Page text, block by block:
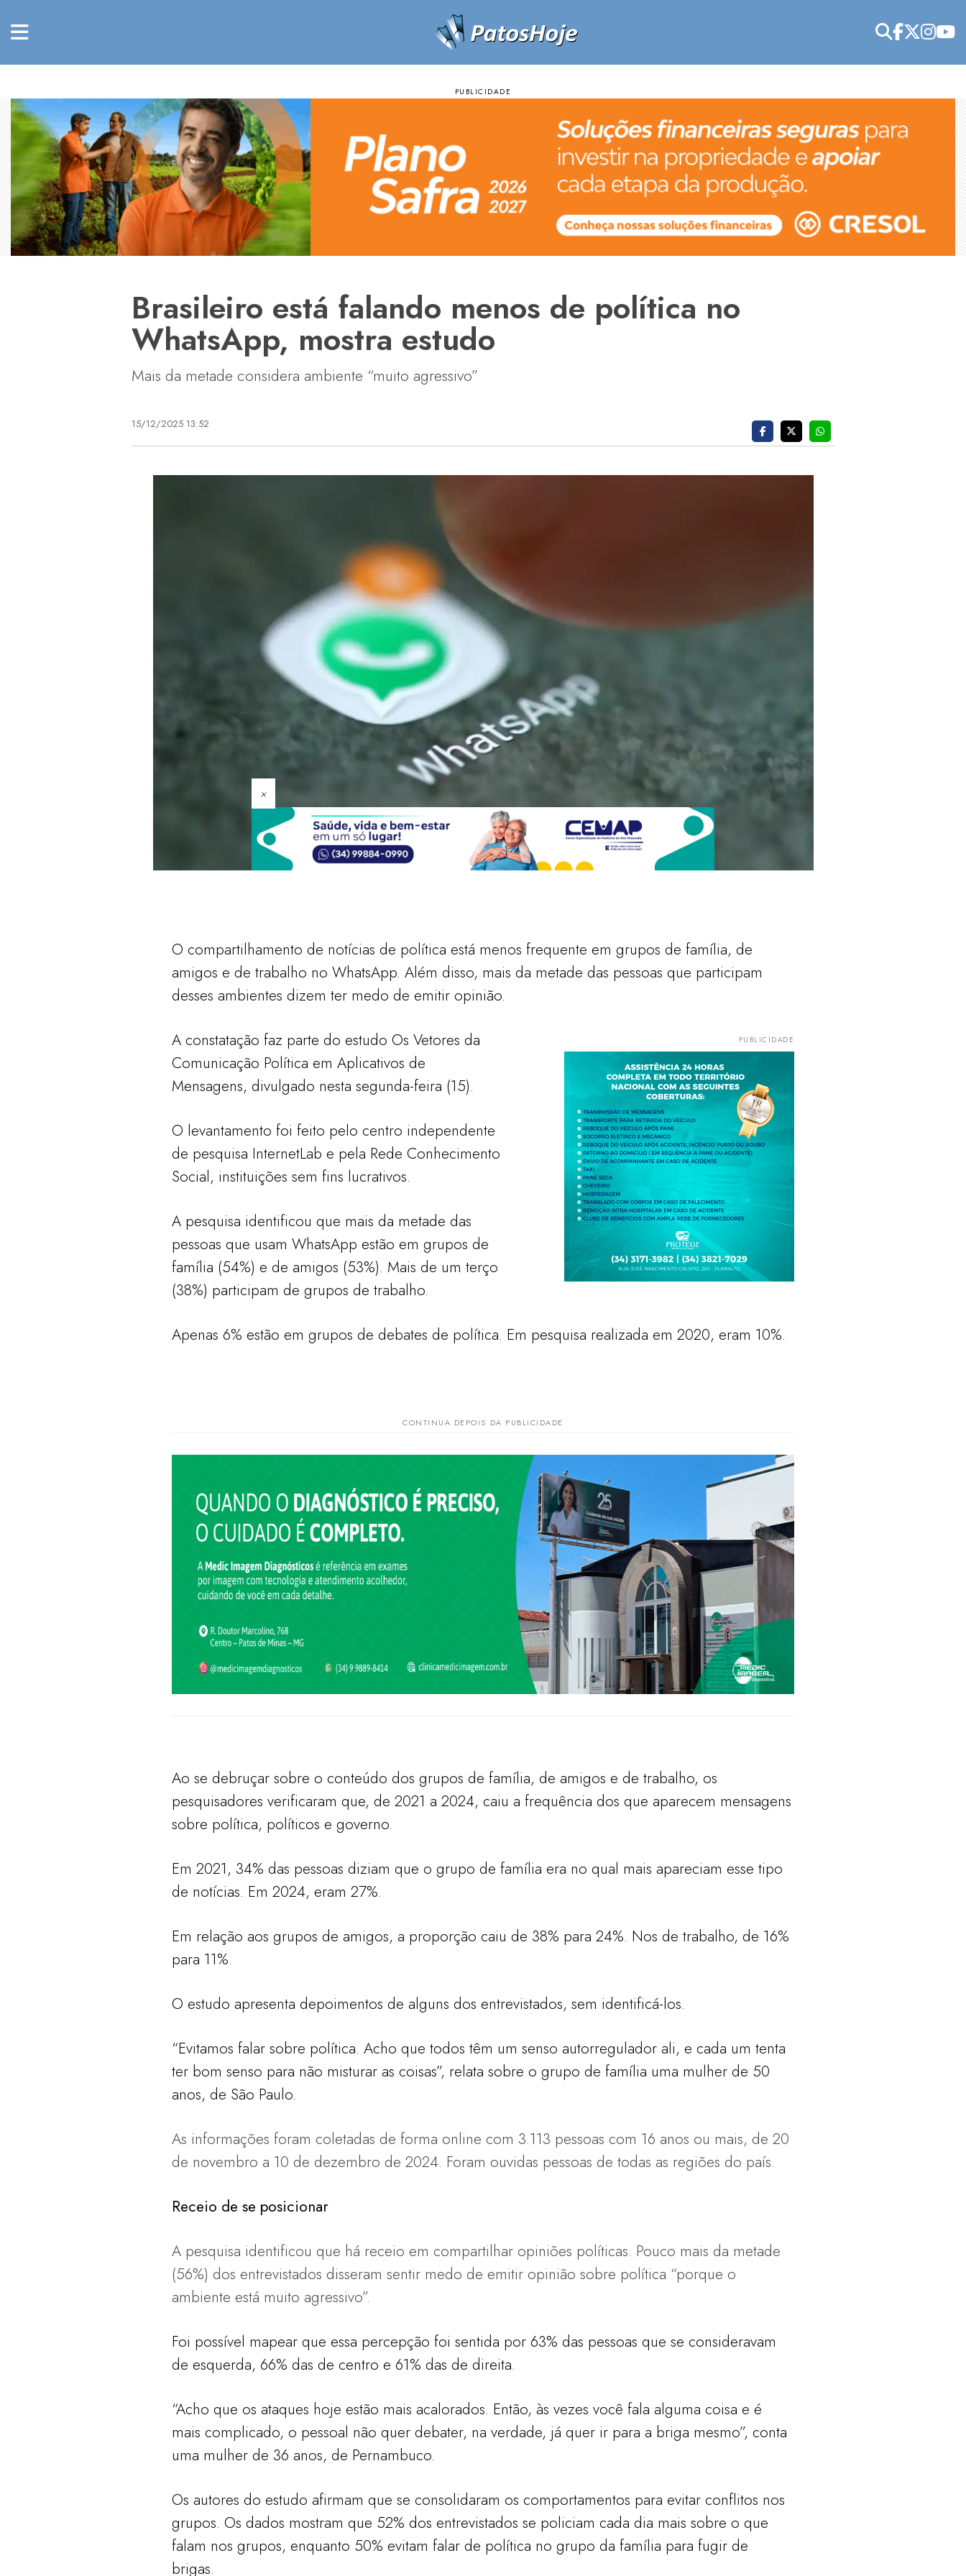
Brasileiro está falando menos de política no
WhatsApp, mostra estudo
Mais da metade considera ambiente “muito agressivo”
15/12/2025 13:52
×
O compartilhamento de notícias de política está menos frequente em grupos de família, de
amigos e de trabalho no WhatsApp. Além disso, mais da metade das pessoas que participam
desses ambientes dizem ter medo de emitir opinião.
A constatação faz parte do estudo Os Vetores da
Comunicação Política em Aplicativos de
Mensagens, divulgado nesta segunda-feira (15).
O levantamento foi feito pelo centro independente
de pesquisa InternetLab e pela Rede Conhecimento
Social, instituições sem fins lucrativos.
A pesquisa identificou que mais da metade das
pessoas que usam WhatsApp estão em grupos de
família (54%) e de amigos (53%). Mais de um terço
(38%) participam de grupos de trabalho.
Apenas 6% estão em grupos de debates de política. Em pesquisa realizada em 2020, eram 10%.
Ao se debruçar sobre o conteúdo dos grupos de família, de amigos e de trabalho, os
pesquisadores verificaram que, de 2021 a 2024, caiu a frequência dos que aparecem mensagens
sobre política, políticos e governo.
Em 2021, 34% das pessoas diziam que o grupo de família era no qual mais apareciam esse tipo
de notícias. Em 2024, eram 27%.
Em relação aos grupos de amigos, a proporção caiu de 38% para 24%. Nos de trabalho, de 16%
para 11%.
O estudo apresenta depoimentos de alguns dos entrevistados, sem identificá-los.
“Evitamos falar sobre política. Acho que todos têm um senso autorregulador ali, e cada um tenta
ter bom senso para não misturar as coisas”, relata sobre o grupo de família uma mulher de 50
anos, de São Paulo.
As informações foram coletadas de forma online com 3.113 pessoas com 16 anos ou mais, de 20
de novembro a 10 de dezembro de 2024. Foram ouvidas pessoas de todas as regiões do país.
Receio de se posicionar
A pesquisa identificou que há receio em compartilhar opiniões políticas. Pouco mais da metade
(56%) dos entrevistados disseram sentir medo de emitir opinião sobre política “porque o
ambiente está muito agressivo”.
Foi possível mapear que essa percepção foi sentida por 63% das pessoas que se consideravam
de esquerda, 66% das de centro e 61% das de direita.
“Acho que os ataques hoje estão mais acalorados. Então, às vezes você fala alguma coisa e é
mais complicado, o pessoal não quer debater, na verdade, já quer ir para a briga mesmo”, conta
uma mulher de 36 anos, de Pernambuco.
Os autores do estudo afirmam que se consolidaram os comportamentos para evitar conflitos nos
grupos. Os dados mostram que 52% dos entrevistados se policiam cada dia mais sobre o que
falam nos grupos, enquanto 50% evitam falar de política no grupo da família para fugir de
brigas.